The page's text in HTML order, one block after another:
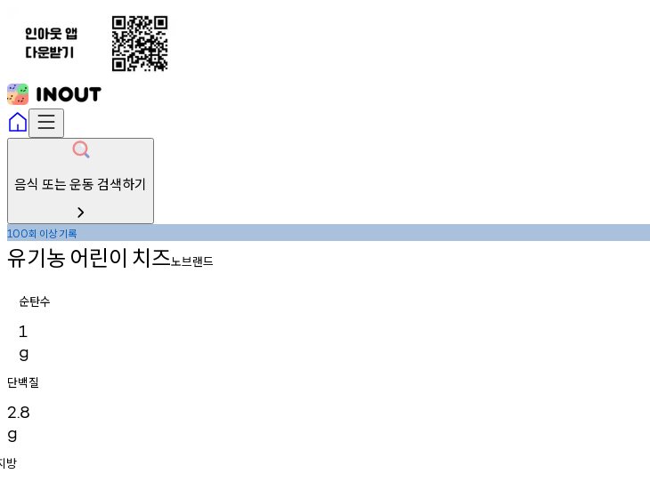
음식 또는 운동 검색하기
100회 이상기록
유기농 어린이 치즈노브랜드
순탄수
1
g
단백질
2.8
g
방